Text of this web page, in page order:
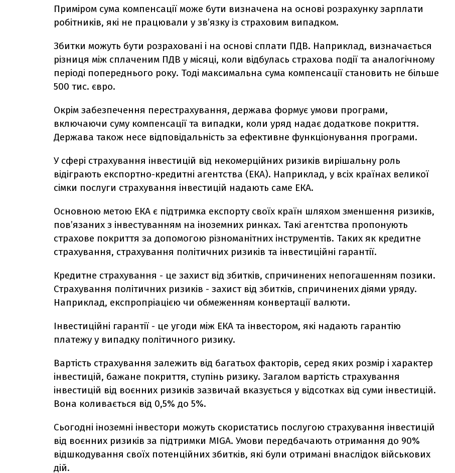
Приміром сума компенсації може бути визначена на основі розрахунку зарплати
робітників, які не працювали у зв’язку із страховим випадком.
Збитки можуть бути розраховані і на основі сплати ПДВ. Наприклад, визначається
різниця між сплаченим ПДВ у місяці, коли відбулась страхова події та аналогічному
періоді попереднього року. Тоді максимальна сума компенсації становить не більше
500 тис. євро.
Окрім забезпечення перестрахування, держава формує умови програми,
включаючи суму компенсації та випадки, коли уряд надає додаткове покриття.
Держава також несе відповідальність за ефективне функціонування програми.
У сфері страхування інвестицій від некомерційних ризиків вирішальну роль
відіграють експортно-кредитні агентства (EКA). Наприклад, у всіх країнах великої
сімки послуги страхування інвестицій надають саме ЕКА.
Основною метою EКA є підтримка експорту своїх країн шляхом зменшення ризиків,
пов’язаних з інвестуванням на іноземних ринках. Такі агентства пропонують
страхове покриття за допомогою різноманітних інструментів. Таких як кредитне
страхування, страхування політичних ризиків та інвестиційні гарантії.
Кредитне страхування - це захист від збитків, спричинених непогашенням позики.
Страхування політичних ризиків - захист від збитків, спричинених діями уряду.
Наприклад, експропріацією чи обмеженням конвертації валюти.
Інвестиційні гарантії - це угоди між EКA та інвестором, які надають гарантію
платежу у випадку політичного ризику.
Вартість страхування залежить від багатьох факторів, серед яких розмір і характер
інвестицій, бажане покриття, ступінь ризику. Загалом вартість страхування
інвестицій від воєнних ризиків зазвичай вказується у відсотках від суми інвестицій.
Вона коливається від 0,5% до 5%.
Сьогодні іноземні інвестори можуть скористатись послугою страхування інвестицій
від воєнних ризиків за підтримки MIGA. Умови передбачають отримання до 90%
відшкодування своїх потенційних збитків, які були отримані внаслідок військових
дій.